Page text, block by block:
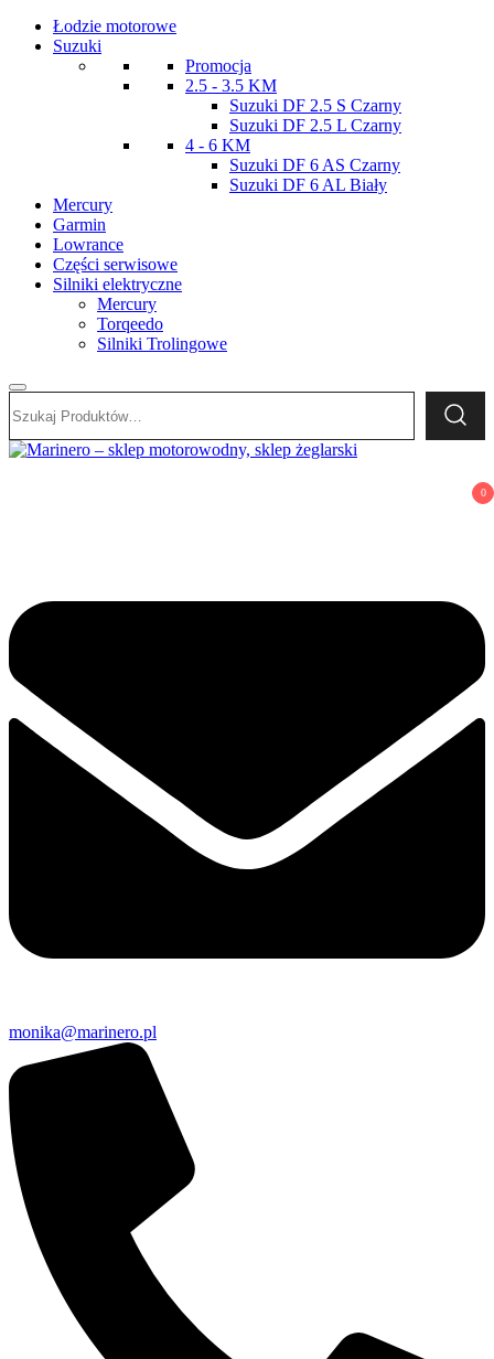
Łodzie motorowe
Suzuki
Promocja
2.5 - 3.5 KM
Suzuki DF 2.5 S Czarny
Suzuki DF 2.5 L Czarny
4 - 6 KM
Suzuki DF 6 AS Czarny
Suzuki DF 6 AL Biały
Mercury
Garmin
Lowrance
Części serwisowe
Silniki elektryczne
Mercury
Torqeedo
Silniki Trolingowe
0
monika@marinero.pl